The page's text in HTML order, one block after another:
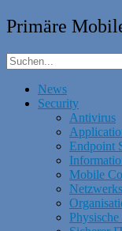
Primäre
News
Security
Antivirus
Endpoint
Mobile